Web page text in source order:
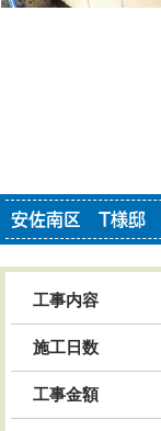
安佐南区 T様邸
工事内容
施工日数
工事金額